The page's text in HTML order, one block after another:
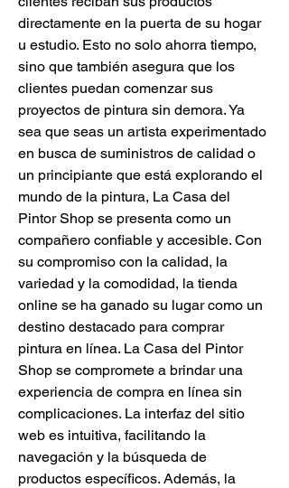
directamente en la puerta de su hogar
u estudio. Esto no solo ahorra tiempo,
sino que también asegura que los
clientes puedan comenzar sus
proyectos de pintura sin demora. Ya
sea que seas un artista experimentado
en busca de suministros de calidad o
un principiante que está explorando el
mundo de la pintura, La Casa del
Pintor Shop se presenta como un
compañero confiable y accesible. Con
su compromiso con la calidad, la
variedad y la comodidad, la tienda
online se ha ganado su lugar como un
destino destacado para comprar
pintura en línea. La Casa del Pintor
Shop se compromete a brindar una
experiencia de compra en línea sin
complicaciones. La interfaz del sitio
web es intuitiva, facilitando la
navegación y la búsqueda de
productos específicos. Además, la